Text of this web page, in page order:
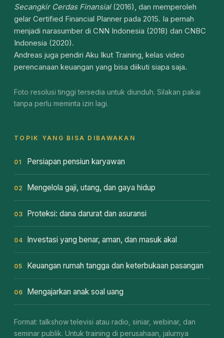
Secangkir Cerdas Finansial(2016), dan memperoleh
gelar Certified Financial Planner pada 2015. Ia pernah
menjadi narasumber di CNN Indonesia (2018) dan CNBC
Indonesia (2020).
Andreas juga pendiri Aku Ikut Training, kelas video
perencanaan keuangan yang bisa diikuti siapa saja.
Foto resolusi tinggi tersedia untuk diunduh. Silakan pakai
tanpa perlu meminta izin lagi.
TOPIK YANG BISA DIBAWAKAN
01 Persiapan pensiun karyawan
02 Mengelola gaji, utang, dan gaya hidup
03 Proteksi: dana darurat dan asuransi
04 Investasi yang benar, aman, dan masuk akal
05 Keuangan rumah tangga dan keterbukaan pasangan
06 Mengajarkan anak soal uang
Format: talkshow televisi atau radio, siniar, webinar, dan
seminar publik. Untuk training di perusahaan, jalurnya